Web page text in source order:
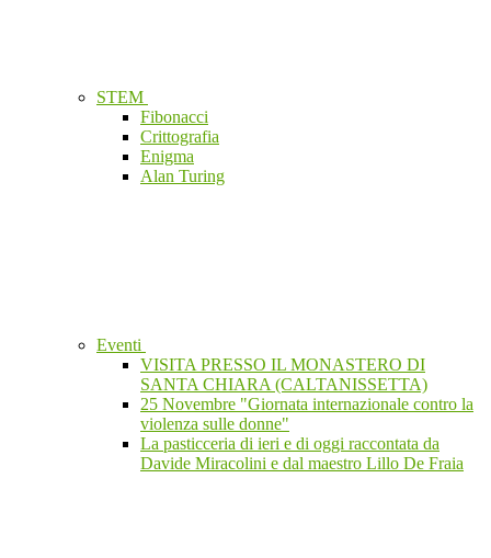
STEM
Fibonacci
Crittografia
Enigma
Alan Turing
Eventi
VISITA PRESSO IL MONASTERO DI
SANTA CHIARA (CALTANISSETTA)
25 Novembre "Giornata internazionale contro la
violenza sulle donne"
La pasticceria di ieri e di oggi raccontata da
Davide Miracolini e dal maestro Lillo De Fraia